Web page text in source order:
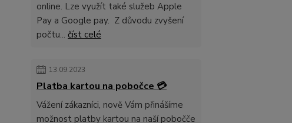
online. Lze využít také služeb Apple
Pay a Google pay. Z důvodu zvyšení
počtu... číst celé
13.09.2023
Platba kartou na pobočce 💳
Vážení zákazníci, nově Vám přinášíme
možnost platby kartou na naší pobočče